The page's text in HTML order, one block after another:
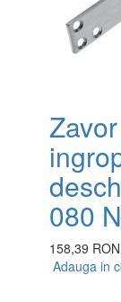
080
158,39 RON
Adauga in